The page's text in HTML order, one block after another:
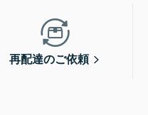
再配達のご依頼